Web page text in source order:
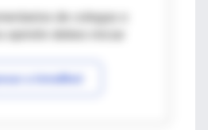
de colegas o
a IntraMed